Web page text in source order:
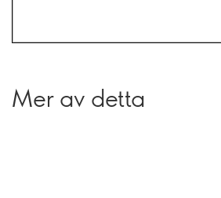
Mer av detta